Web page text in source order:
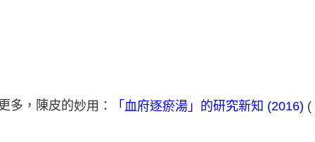
多，陳皮的妙用： 「血府逐瘀湯」的研究新知 (2016) (